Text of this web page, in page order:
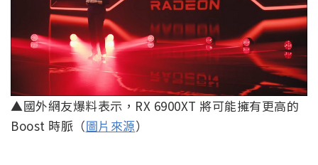
▲國外網友爆料表示，RX 6900XT 將可能擁有更高的
Boost 時脈（圖片來源）